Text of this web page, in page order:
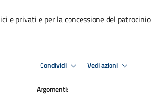
e privati e per la concessione del patrocinio
Condividi Vedi azioni
Argomenti: